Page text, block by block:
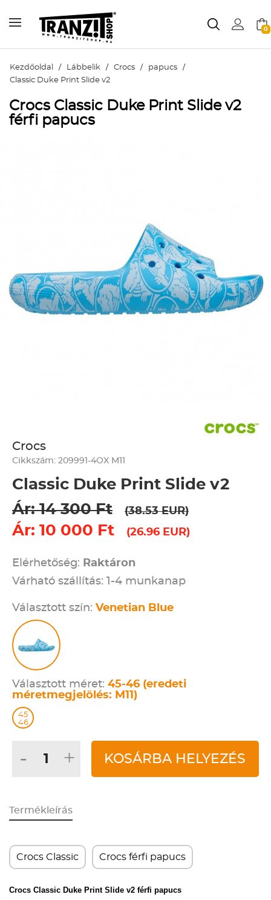
0
Kezdőoldal / Lábbelik / Crocs / papucs /
Classic Duke Print Slide v2
Crocs Classic Duke Print Slide v2
férfi papucs
Crocs
Cikkszám: 209991-4OX M11
Classic Duke Print Slide v2
Ár: 14 300 Ft
(38.53 EUR)
Ár: 10 000 Ft (26.96 EUR)
Elérhetőség: Raktáron
Várható szállítás: 1-4 munkanap
Választott szín: Venetian Blue
Választott méret: 45-46 (eredeti
méretmegjelölés: M11)
45
46
- + KOSÁRBA HELYEZÉS
Termékleírás
Crocs Classic Crocs férfi papucs
Crocs Classic Duke Print Slide v2 férfi papucs